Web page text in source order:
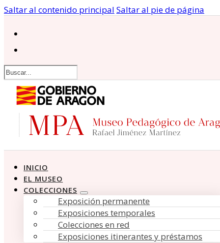
Saltar al contenido principal Saltar al pie de página
Buscar
INICIO
EL MUSEO
COLECCIONES
Exposición permanente
Exposiciones temporales
Colecciones en red
Exposiciones itinerantes y préstamos